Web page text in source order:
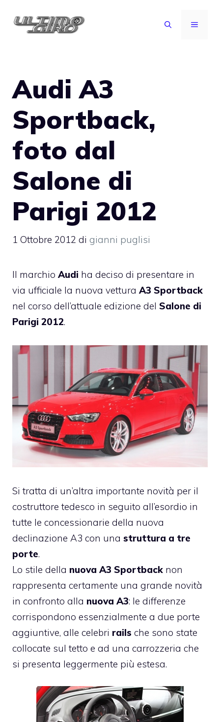
MENU
Audi A3
Sportback,
foto dal
Salone di
Parigi 2012
1 Ottobre 2012 di gianni puglisi
Il marchio Audi ha deciso di presentare in
via ufficiale la nuova vettura A3 Sportback
nel corso dell’attuale edizione del Salone di
Parigi 2012.
Si tratta di un’altra importante novità per il
costruttore tedesco in seguito all’esordio in
tutte le concessionarie della nuova
declinazione A3 con una struttura a tre
porte.
Lo stile della nuova A3 Sportback non
rappresenta certamente una grande novità
in confronto alla nuova A3: le differenze
corrispondono essenzialmente a due porte
aggiuntive, alle celebri rails che sono state
collocate sul tetto e ad una carrozzeria che
si presenta leggermente più estesa.